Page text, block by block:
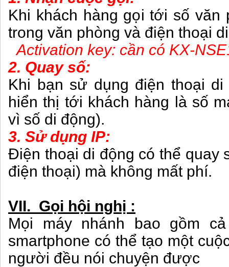
Khi khách hàng gọi tới số văn
trong văn phòng và điện thoại
Activation key: cần có KX-
2. Quay số:
Khi bạn sử dụng điện thoại
hiển thị tới khách hàng là số
vì số di động).
3. Sử dụng IP:
Điện thoại di động có thể quay
điện thoại) mà không mất phí.
VII. Gọi hội nghị :
Mọi máy nhánh bao gồm
smartphone có thể tạo một
người đều nói chuyện được